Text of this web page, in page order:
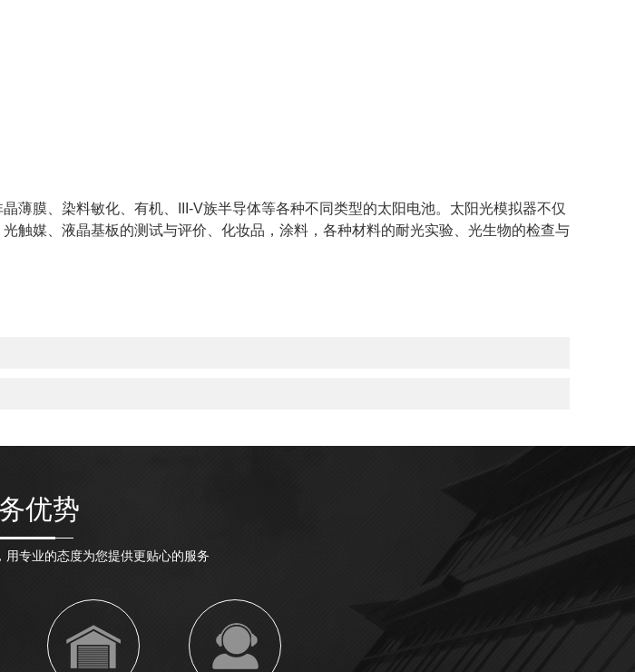
膜、染料敏化、有机、III-V族半导体等各种不同类型的太阳电池。太阳光模拟器不仅
触媒、液晶基板的测试与评价、化妆品，涂料，各种材料的耐光实验、光生物的检查与
优势
专业的态度为您提供更贴心的服务